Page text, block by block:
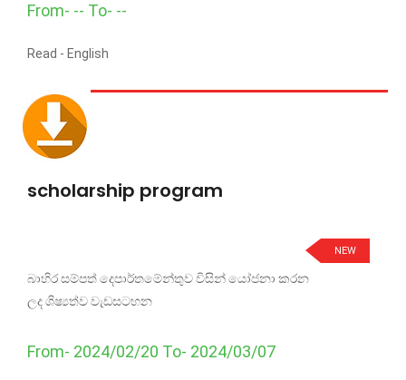
From- -- To- --
Read - English
scholarship program
NEW
බාහිර සම්පත් දෙපාර්තමේන්තුව විසින් යෝජනා කරන
ලද ශිෂ්‍යත්ව වැඩසටහන
From- 2024/02/20 To- 2024/03/07